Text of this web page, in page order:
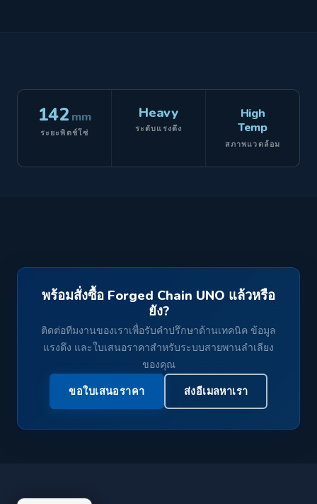
142 mm
ระยะพิตช์โซ่
Heavy
ระดับแรงดึง
High
Temp
สภาพแวดล้อม
พร้อมสั่งซื้อ Forged Chain UNO แล้วหรือ
ยัง?
ติดต่อทีมงานของเราเพื่อรับคำปรึกษาด้านเทคนิค ข้อมูล
แรงดึง และใบเสนอราคาสำหรับระบบสายพานลำเลียง
ของคุณ
ขอใบเสนอราคา ส่งอีเมลหาเรา